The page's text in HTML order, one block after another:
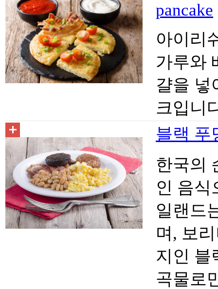
pancake
아이리
가루와
걀을 넣
크입니
블랙 푸
한국의
인 음
일랜드
며, 보
지인 블
곡물로